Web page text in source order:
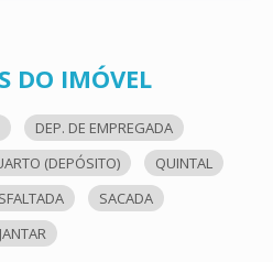
DO IMÓVEL
DEP. DE EMPREGADA
(DEPÓSITO)
QUINTAL
SACADA